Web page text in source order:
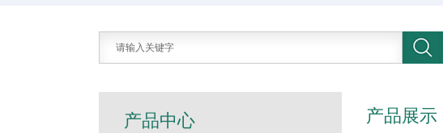
产品展示
产品中心